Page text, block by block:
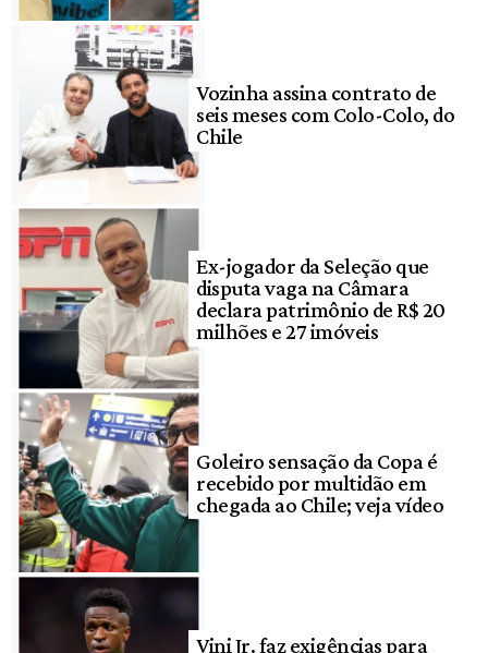
Vozinha assina contrato de
seis meses com Colo-Colo, do
Chile
Ex-jogador da Seleção que
disputa vaga na Câmara
declara patrimônio de R$ 20
milhões e 27 imóveis
Goleiro sensação da Copa é
recebido por multidão em
chegada ao Chile; veja vídeo
Vini Jr. faz exigências para